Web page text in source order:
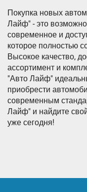
Покупка новых
Лайф" - это
современное и
которое полностью
Высокое качество,
ассортимент и
"Авто Лайф"
приобрести
современным
Лайф" и найдите
уже сегодня!